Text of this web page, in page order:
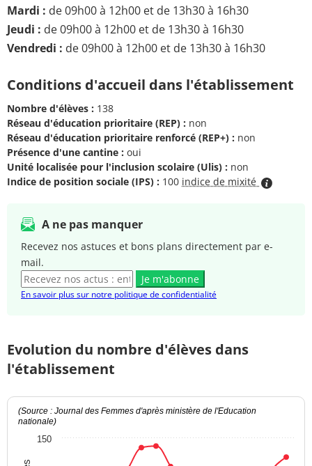
Mardi : de 09h00 à 12h00 et de 13h30 à 16h30
Jeudi : de 09h00 à 12h00 et de 13h30 à 16h30
Vendredi : de 09h00 à 12h00 et de 13h30 à 16h30
Conditions d'accueil dans l'établissement
Nombre d'élèves : 138
Réseau d'éducation prioritaire (REP) : non
Réseau d'éducation prioritaire renforcé (REP+) : non
Présence d'une cantine : oui
Unité localisée pour l'inclusion scolaire (Ulis) : non
Indice de position sociale (IPS) : 100 indice de mixité
A ne pas manquer
Recevez nos astuces et bons plans directement par e-
mail.
Je m'abonne
En savoir plus sur notre politique de confidentialité
Evolution du nombre d'élèves dans
l'établissement
(Source : Journal des Femmes d'après ministère de l'Education
nationale)
150